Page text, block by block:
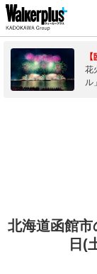
花
ル
北海道函館
日(